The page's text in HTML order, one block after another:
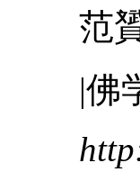
范
|佛